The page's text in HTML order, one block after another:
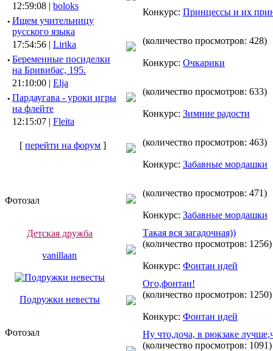
12:59:08 | boloks
· Ищем учительницу
русского языка
17:54:56 | Lirika
· Беременные посиделки
на Бривибас, 195.
21:10:00 | Elja
· Пардаугава - уроки игры
на флейте
12:15:07 | Fleita
[перейти на форум ]
Фотозал
Детская дружба
vanillaan
Подружки невесты
Фотозал
Конкурс: Принцессы и их
(количество просмотров: 428)
Конкурс: Очкарики
(количество просмотров: 633)
Конкурс: Зимние радости
(количество просмотров: 463)
Конкурс: Забавные мордашки
(количество просмотров: 471)
Конкурс: Забавные мордашки
Такая вся загадочная))
(количество просмотров: 1256)
Конкурс: Фонтан идей
Ого,фонтан!
(количество просмотров: 1250)
Конкурс: Фонтан идей
Ну что,доча, в рюкзаке
(количество просмотров: 1091)